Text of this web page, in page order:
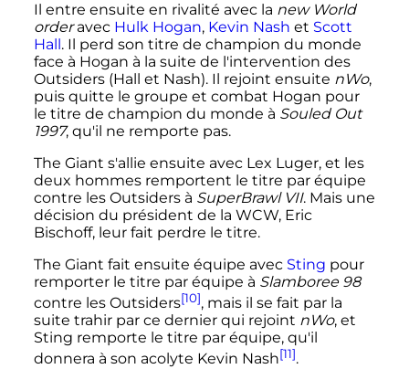
Il entre ensuite en rivalité avec la new World
orderavec Hulk Hogan, Kevin Nash et Scott
Hall. Il perd son titre de champion du monde
face à Hogan à la suite de l'intervention des
Outsiders (Hall et Nash). Il rejoint ensuite nWo,
puis quitte le groupe et combat Hogan pour
le titre de champion du monde à Souled Out
1997, qu'il ne remporte pas.
The Giant s'allie ensuite avec Lex Luger, et les
deux hommes remportent le titre par équipe
contre les Outsiders à SuperBrawl VII. Mais une
décision du président de la WCW, Eric
Bischoff, leur fait perdre le titre.
The Giant fait ensuite équipe avec Sting pour
remporter le titre par équipe à Slamboree 98
contre les Outsiders[10], mais il se fait par la
suite trahir par ce dernier qui rejoint nWo, et
Sting remporte le titre par équipe, qu'il
donnera à son acolyte Kevin Nash[11].